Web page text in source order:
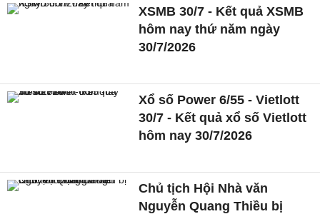
XSMB 30/7 - Kết quả XSMB
hôm nay thứ năm ngày
30/7/2026
Xổ số Power 6/55 - Vietlott
30/7 - Kết quả xổ số Vietlott
hôm nay 30/7/2026
Chủ tịch Hội Nhà văn
Nguyễn Quang Thiều bị